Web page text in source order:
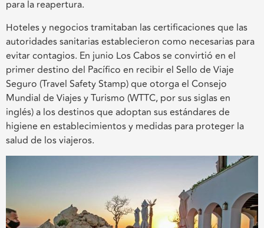
para la reapertura.
Hoteles y negocios tramitaban las certificaciones que las
autoridades sanitarias establecieron como necesarias para
evitar contagios. En junio Los Cabos se convirtió en el
primer destino del Pacífico en recibir el Sello de Viaje
Seguro (Travel Safety Stamp) que otorga el Consejo
Mundial de Viajes y Turismo (WTTC, por sus siglas en
inglés) a los destinos que adoptan sus estándares de
higiene en establecimientos y medidas para proteger la
salud de los viajeros.